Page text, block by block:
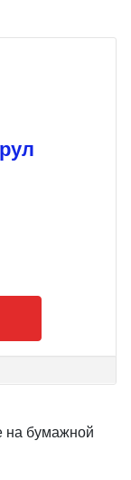
на бумажной